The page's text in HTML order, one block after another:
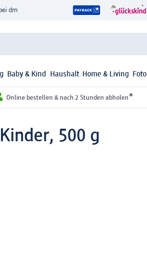
dm
Baby & Kind Haushalt Home & Living Foto
Online bestellen & nach 2 Stunden abholen*
500 g